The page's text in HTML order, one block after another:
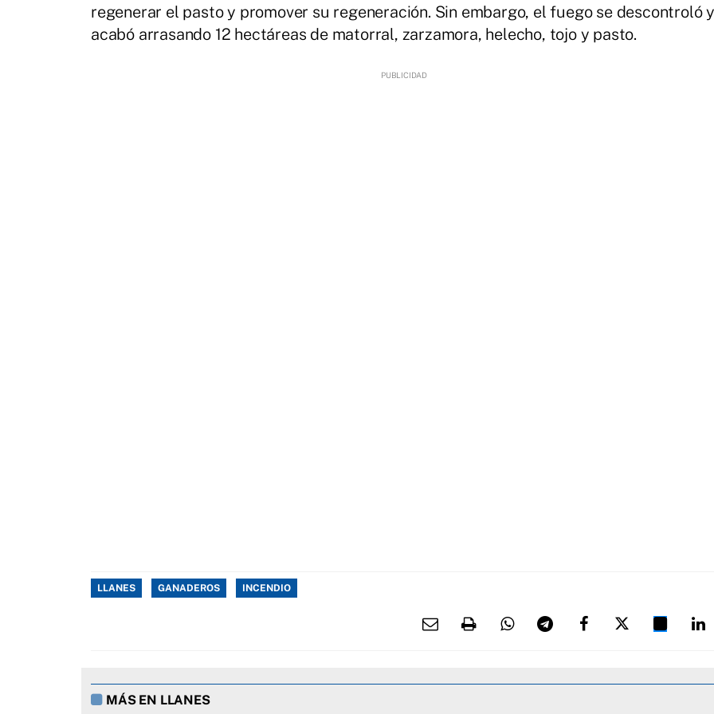
regenerar el pasto y promover su regeneración. Sin embargo, el fuego se descontroló y
acabó arrasando 12 hectáreas de matorral, zarzamora, helecho, tojo y pasto.
LLANES GANADEROS INCENDIO
MÁS EN LLANES